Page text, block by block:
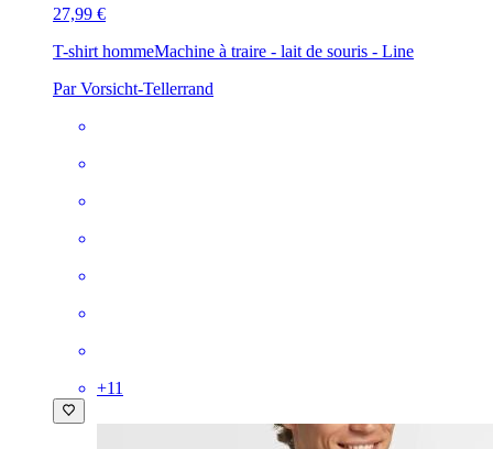
27,99 €
T-shirt hommeMachine à traire - lait de souris - Line
Par Vorsicht-Tellerrand
+11